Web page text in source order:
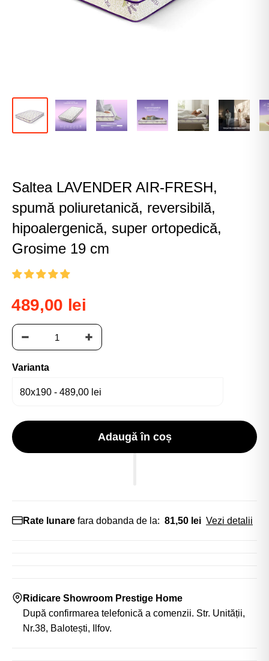
Saltea LAVENDER AIR-FRESH,
spumă poliuretanică, reversibilă,
hipoalergenică, super ortopedică,
Grosime 19 cm
489,00 lei
Varianta
Adaugă în coș
Rate lunare fara dobanda de la: 81,50 lei Vezi detalii
Ridicare Showroom Prestige Home
După confirmarea telefonică a comenzii. Str. Unității,
Nr.38, Balotești, Ilfov.